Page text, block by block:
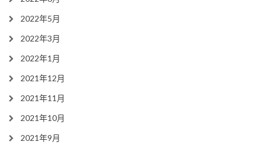
2022年5月
2022年3月
2022年1月
2021年12月
2021年11月
2021年10月
2021年9月